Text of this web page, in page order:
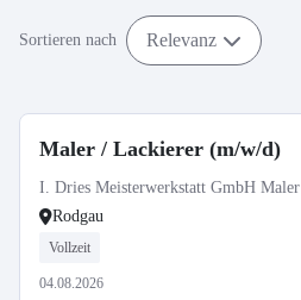
Sortieren nach Relevanz
Maler / Lackierer (m/w/d)
I. Dries Meisterwerkstatt GmbH Maler
Rodgau
Vollzeit
04.08.2026